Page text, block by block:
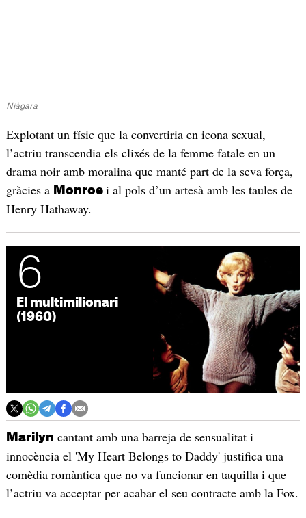
Niàgara
Explotant un físic que la convertiria en icona sexual,
l’actriu transcendia els clixés de la femme fatale en un
drama noir amb moralina que manté part de la seva força,
gràcies a Monroe i al pols d’un artesà amb les taules de
Henry Hathaway.
6
El multimilionari
(1960)
Marilyn cantant amb una barreja de sensualitat i
innocència el 'My Heart Belongs to Daddy' justifica una
comèdia romàntica que no va funcionar en taquilla i que
l’actriu va acceptar per acabar el seu contracte amb la Fox.